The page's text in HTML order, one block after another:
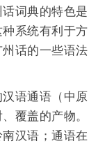
词典的特色是
系统有利于方
话的一些语法
语通语（中原
覆盖的产物。
汉语；通语在